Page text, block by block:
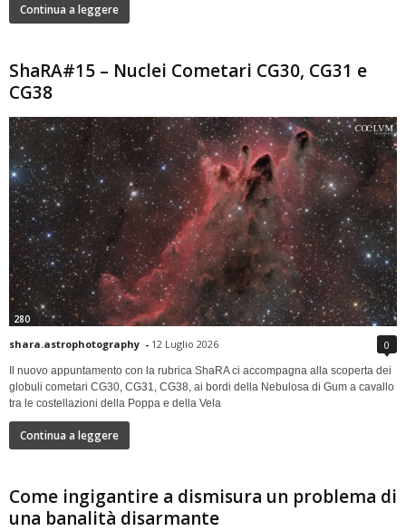
Continua a leggere
ShaRA#15 – Nuclei Cometari CG30, CG31 e
CG38
280
shara.astrophotography - 12 Luglio 2026 0
Il nuovo appuntamento con la rubrica ShaRA ci accompagna alla scoperta dei
globuli cometari CG30, CG31, CG38, ai bordi della Nebulosa di Gum a cavallo
tra le costellazioni della Poppa e della Vela
Continua a leggere
Come ingigantire a dismisura un problema di
una banalità disarmante